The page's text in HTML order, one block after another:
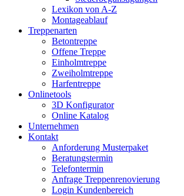
Lexikon von A-Z
Montageablauf
Treppenarten
Betontreppe
Offene Treppe
Einholmtreppe
Zweiholmtreppe
Harfentreppe
Onlinetools
3D Konfigurator
Online Katalog
Unternehmen
Kontakt
Anforderung Musterpaket
Beratungstermin
Telefontermin
Anfrage Treppenrenovierung
Login Kundenbereich